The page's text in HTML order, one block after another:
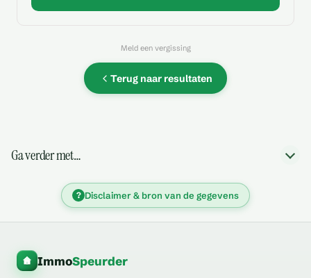
Meld een vergissing
Terug naar resultaten
Ga verder met…
? Disclaimer & bron van de gegevens
ImmoSpeurder